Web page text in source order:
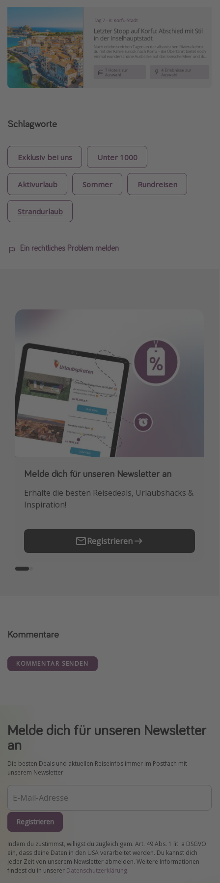
Schlagworte
Exklusiv bei uns Unter 1000
Aktivurlaub Sommer Rundreisen
Strandurlaub
Ein rechtliches Problem melden
Melde dich für unseren Newsletter an
Erhalte die besten Reisedeals, Urlaubshacks &
Inspiration!
Registrieren
Downloade unsere App
Buche die besten Reiseschnäppchen als
Erstes.
Kommentare
KOMMENTAR SENDEN
Melde dich für unseren Newsletter
an
Die besten Deals und aktuellen Reiseinfos immer im Postfach mit
unserem Newsletter
Registrieren
Indem du zustimmst, willigst du zugleich gem. Art. 49 Abs. 1 lit. a DSGVO
ein, dass deine Daten in den USA verarbeitet werden. Du kannst dich
jeder Zeit von unserem Newsletter abmelden. Weitere Informationen
findest du in unserer Datenschutzerklärung.